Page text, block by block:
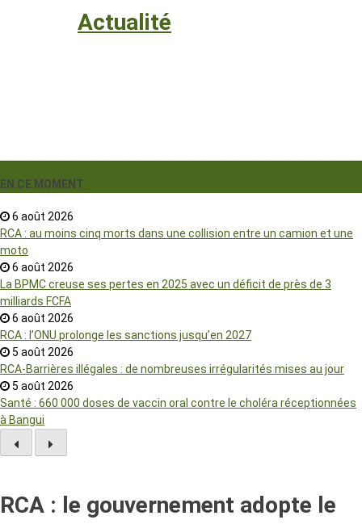
Actualité
EN CE MOMENT
6 août 2026
RCA : au moins cinq morts dans une collision entre un camion et une
moto
6 août 2026
La BPMC creuse ses pertes en 2025 avec un déficit de près de 3
milliards FCFA
6 août 2026
RCA : l’ONU prolonge les sanctions jusqu’en 2027
5 août 2026
RCA-Barrières illégales : de nombreuses irrégularités mises au jour
5 août 2026
Santé : 660 000 doses de vaccin oral contre le choléra réceptionnées
à Bangui
RCA : le gouvernement adopte le